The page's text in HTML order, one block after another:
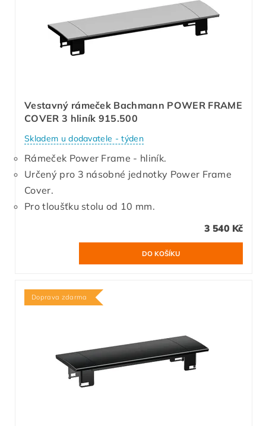
Vestavný rámeček Bachmann POWER FRAME
COVER 3 hliník 915.500
Skladem u dodavatele - týden
Rámeček Power Frame - hliník.
Určený pro 3 násobné jednotky Power Frame
Cover.
Pro tloušťku stolu od 10 mm.
3 540 Kč
Doprava zdarma